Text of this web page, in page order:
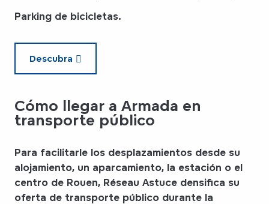
Parking de bicicletas.
Descubra
Cómo llegar a Armada en
transporte público
Para facilitarle los desplazamientos desde su
alojamiento, un aparcamiento, la estación o el
centro de Rouen, Réseau Astuce densifica su
oferta de transporte público durante la